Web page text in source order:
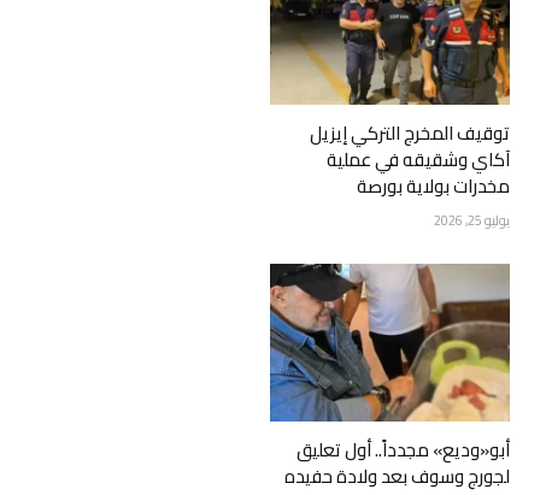
توقيف المخرج التركي إيزيل
آكاي وشقيقه في عملية
مخدرات بولاية بورصة
يوليو 25, 2026
أبو«وديع» مجدداً.. أول تعليق
لجورج وسوف بعد ولادة حفيده